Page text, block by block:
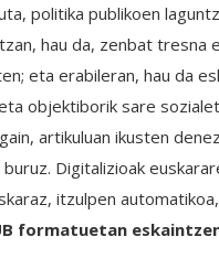
politika publikoen
hau da, zenbat tresna
eta erabileran, hau da
objektiborik sare
artikuluan ikusten
Digitalizioak
itzulpen
formatuetan